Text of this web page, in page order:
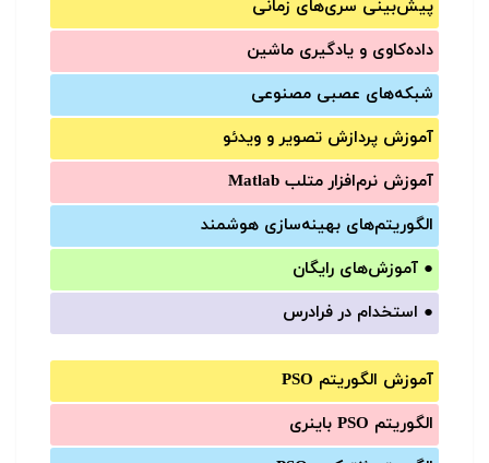
پیش‌‌بینی سری‌‌های زمانی
داده‌کاوی و یادگیری ماشین
شبکه‌های عصبی مصنوعی
آموزش‌ پردازش تصویر و ویدئو
آموزش‌ نرم‌افزار متلب Matlab
الگوریتم‌های بهینه‌سازی هوشمند
● آموزش‌های رایگان
● استخدام در فرادرس
آموزش الگوریتم PSO
الگوریتم PSO باینری